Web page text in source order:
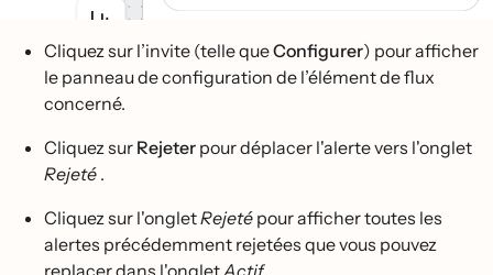
Cliquez sur l’invite (telle queConfigurer) pour afficher
le panneau de configuration de l’élément de flux
concerné.
Cliquez sur Rejeter pour déplacer l'alerte vers l'onglet
Rejeté .
Cliquez sur l'ongletRejeté pour afficher toutes les
alertes précédemment rejetées que vous pouvez